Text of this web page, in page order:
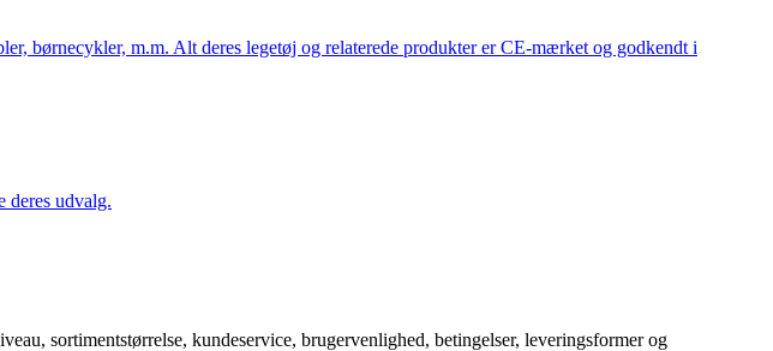
børnecykler, m.m. Alt deres legetøj og relaterede produkter er CE-mærket og godkendt i
deres udvalg.
sortimentstørrelse, kundeservice, brugervenlighed, betingelser, leveringsformer og